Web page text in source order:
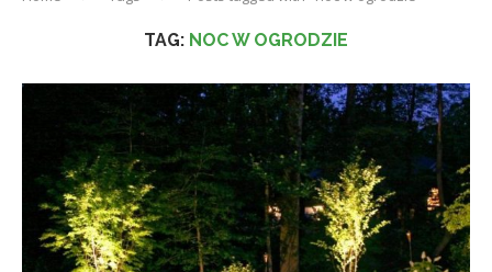
TAG: NOC W OGRODZIE